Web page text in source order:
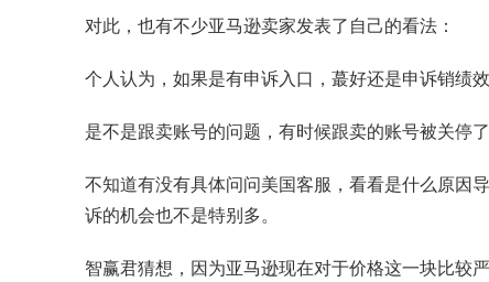
对此，也有不少亚马逊卖家发表了自己的看法：
个人认为，如果是有申诉入口，蕞好还是申诉销绩
是不是跟卖账号的问题，有时候跟卖的账号被关停
不知道有没有具体问问美国客服，看看是什么原因
诉的机会也不是特别多。
智赢君猜想，因为亚马逊现在对于价格这一块比较